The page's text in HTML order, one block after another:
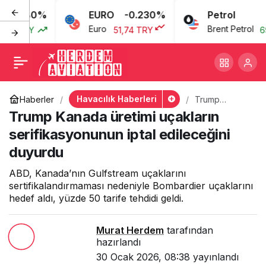
EURO -0.230%
Euro 51,74 TRY
Petrol
Brent Petrol
Haberler Havacılık Haberleri
Trump
üretimi
uçakların
serifikasyonu
Trump Kanada üretimi uçakların
serifikasyonunun iptal edileceğini
duyurdu
ABD, Kanada’nın Gulfstream uçaklarını
sertifikalandırmaması nedeniyle Bombardier uçaklarını
hedef aldı, yüzde 50 tarife tehdidi geldi.
Murat Herdem tarafından
hazırlandı
30 Ocak 2026, 08:38 yayınlandı
Trump Kanada üretimi
serifikasyonunun iptal
edileceğini duyurdu
0